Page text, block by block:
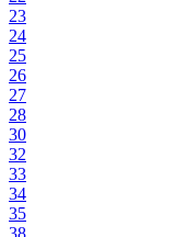
23
24
25
26
27
28
30
32
33
34
35
38